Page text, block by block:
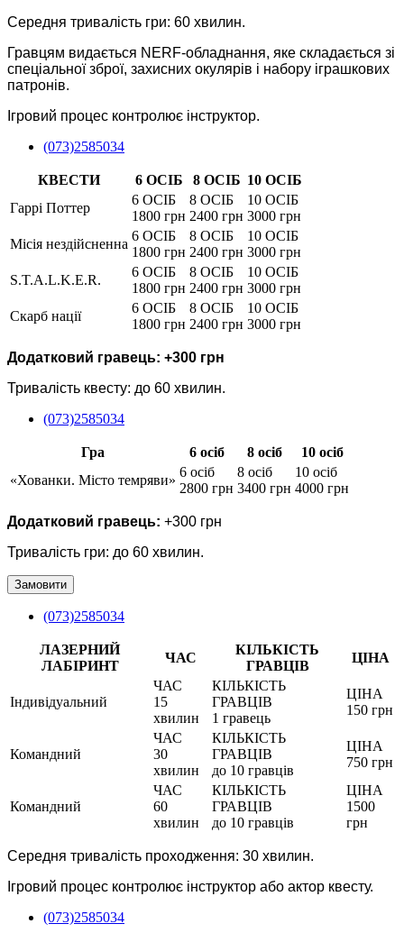
Середня тривалість гри: 60 хвилин.
Гравцям видається NERF-обладнання, яке складається зі
спеціальної зброї, захисних окулярів і набору іграшкових
патронів.
Ігровий процес контролює інструктор.
(073)2585034
КВЕСТИ 6 ОСІБ 8 ОСІБ 10 ОСІБ
Гаррі Поттер
6 ОСІБ
1800 грн
8 ОСІБ
2400 грн
10 ОСІБ
3000 грн
Місія нездійсненна
6 ОСІБ
1800 грн
8 ОСІБ
2400 грн
10 ОСІБ
3000 грн
S.T.A.L.K.E.R.
6 ОСІБ
1800 грн
8 ОСІБ
2400 грн
10 ОСІБ
3000 грн
Скарб нації
6 ОСІБ
1800 грн
8 ОСІБ
2400 грн
10 ОСІБ
3000 грн
Додатковий гравець: +300 грн
Тривалість квесту: до 60 хвилин.
(073)2585034
Гра 6 осіб 8 осіб
10 осіб
«Хованки. Місто темряви»
6 осіб
2800 грн
8 осіб
3400 грн
10 осіб
4000 грн
Додатковий гравець: +300 грн
Тривалість гри: до 60 хвилин.
Замовити
(073)2585034
ЛАЗЕРНИЙ
ЛАБІРИНТ
ЧАС
КІЛЬКІСТЬ
ГРАВЦІВ
ЦІНА
Індивідуальний
ЧАС
15
хвилин
КІЛЬКІСТЬ
ГРАВЦІВ
1 гравець
ЦІНА
150 грн
Командний
ЧАС
30
хвилин
КІЛЬКІСТЬ
ГРАВЦІВ
до 10 гравців
ЦІНА
750 грн
Командний
ЧАС
60
хвилин
КІЛЬКІСТЬ
ГРАВЦІВ
до 10 гравців
ЦІНА
1500
грн
Середня тривалість проходження: 30 хвилин.
Ігровий процес контролює інструктор або актор квесту.
(073)2585034